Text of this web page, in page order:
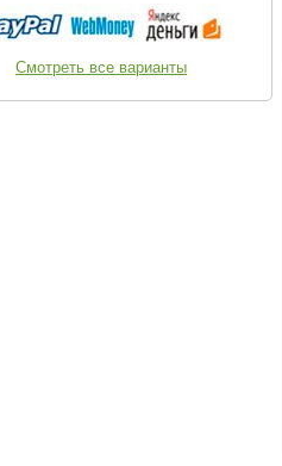
Смотреть все варианты